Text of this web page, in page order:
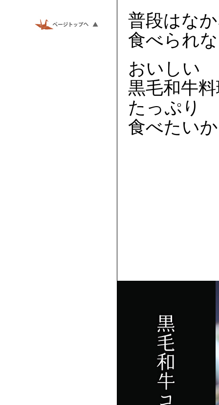
普段はな
食べられ
おいしい
黒毛和牛
たっぷり
食べたい